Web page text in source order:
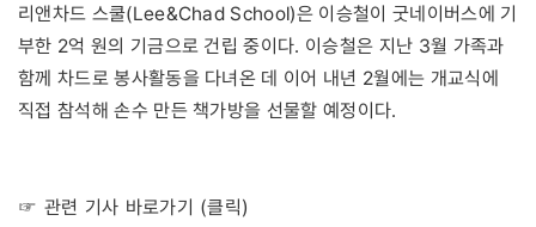
리앤차드 스쿨(Lee&Chad School)은 이승철이 굿네이버스에 기
부한 2억 원의 기금으로 건립 중이다. 이승철은 지난 3월 가족과
함께 차드로 봉사활동을 다녀온 데 이어 내년 2월에는 개교식에
직접 참석해 손수 만든 책가방을 선물할 예정이다.
☞ 관련 기사 바로가기 (클릭)